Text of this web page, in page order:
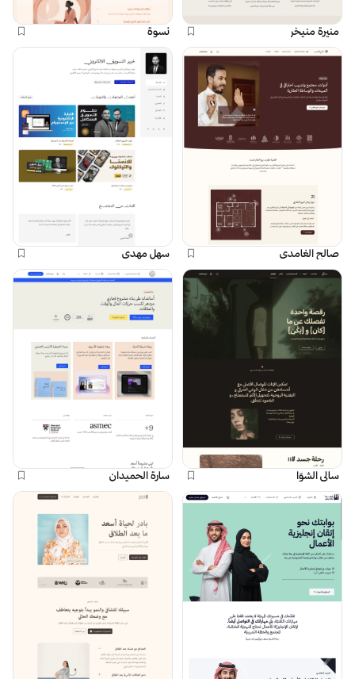
منيرة منيخر نسوة
صالح الغامدي سهل مهدي
سالي الشوّا سارة الحميدان